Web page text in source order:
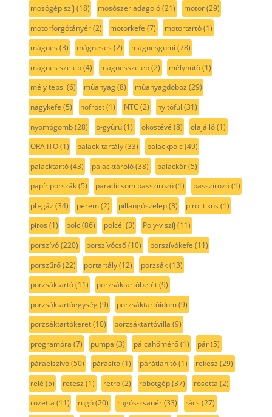
mosógép szíj (18) mosószer adagoló(21) motor(29)
motorforgótányér(2) motorkefe (7) motortartó(1)
mágnes (3) mágneses (2) mágnesgumi (78)
mágnes szelep(4) mágnesszelep(2) mélyhűtő(1)
mély tepsi (6) műanyag(8) műanyagdoboz (29)
nagykefe (5) nofrost(1) NTC (2) nyitófül (31)
nyomógomb(28) o-gyűrű(1) okostévé (8) olajálló(1)
ORA ITO(1) palack-tartály(33) palackpolc(49)
palacktartó(43) palacktároló(38) palackőr(5)
papír porszák(5) paradicsom passzírozó(1) passzírozó(1)
pb-gáz (34) perem(2) pillangószelep(3) pirolitikus (1)
piros (1) polc(86) polcél (3) Poly-v szíj (11)
porszívó(220) porszívócső(10) porszívókefe (11)
porszűrő(22) portartály(12) porzsák(13)
porzsáktartó(11) porzsáktartóbetét(9)
porzsáktartóegység(9) porzsáktartóidom(9)
porzsáktartókeret(10) porzsáktartóvilla (9)
programóra (7) pumpa (3) pálcahőmérő(1) pár(5)
páraelszívó(50) párásító(1) párátlanító(1) rekesz (29)
relé (5) retesz (1) retro(2) robotgép(37) rosetta (2)
rozetta (11) rugó(20) rugós-zsanér(33) rács (27)